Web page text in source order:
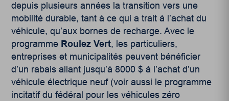
depuis plusieurs années la transition vers une
mobilité durable, tant à ce qui a trait à l’achat du
véhicule, qu’aux bornes de recharge. Avec le
programme Roulez Vert, les particuliers,
entreprises et municipalités peuvent bénéficier
d’un rabais allant jusqu’à 8000 $ à l’achat d’un
véhicule électrique neuf (voir aussi le programme
incitatif du fédéral pour les véhicules zéro